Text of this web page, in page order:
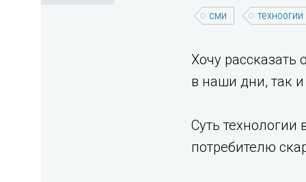
сми техноогии
Хочу рассказать
в наши дни, так
Суть
потребителю